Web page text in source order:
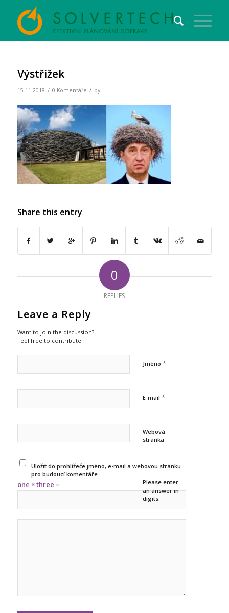
Výstřižek
15.11.2018 / 0 Komentáře / by
Share this entry
0
REPLIES
Leave a Reply
Want to join the discussion?
Feel free to contribute!
Jméno *
E-mail *
Webová
stránka
Uložit do prohlížeče jméno, e-mail a webovou stránku
pro budoucí komentáře.
Please enter
an answer in
digits:
one × three =